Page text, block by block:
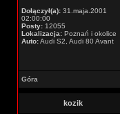
Dołączył(a): 31.maja.2001
02:00:00
Posty: 12055
Lokalizacja: Poznań i okolice
Auto:Audi S2, Audi 80 Avant
Góra
kozik